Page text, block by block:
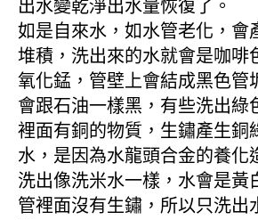
出水變乾淨出水量恢復了。
如是自來水，如水管老化，會
堆積，洗出來的水就會是咖啡
氧化錳，管壁上會結成黑色管
會跟石油一樣黑，有些洗出綠
裡面有銅的物質，生鏽產生銅
水，是因為水龍頭合金的養化
洗出像洗米水一樣，水會是黃
管裡面沒有生鏽，所以只洗出